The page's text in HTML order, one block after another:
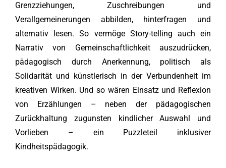
Grenzziehungen, Zuschreibungen und
Verallgemeinerungen abbilden, hinterfragen und
alternativ lesen. So vermöge Story-telling auch ein
Narrativ von Gemeinschaftlichkeit auszudrücken,
pädagogisch durch Anerkennung, politisch als
Solidarität und künstlerisch in der Verbundenheit im
kreativen Wirken. Und so wären Einsatz und Reflexion
von Erzählungen – neben der pädagogischen
Zurückhaltung zugunsten kindlicher Auswahl und
Vorlieben – ein Puzzleteil inklusiver
Kindheitspädagogik.